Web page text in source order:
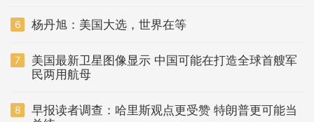
6 杨丹旭：美国大选，世界在等
7
美国最新卫星图像显示 中国可能在打造全球首艘军
民两用航母
8
早报读者调查：哈里斯观点更受赞 特朗普更可能当